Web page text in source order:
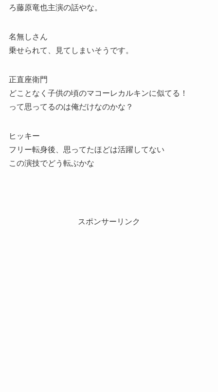
ろ藤原竜也主演の話やな。
名無しさん
乗せられて、見てしまいそうです。
正直座衛門
どことなく子供の頃のマコーレカルキンに似てる！
って思ってるのは俺だけなのかな？
ヒッキー
フリー転身後、思ってたほどは活躍してない
この演技でどう転ぶかな
スポンサーリンク